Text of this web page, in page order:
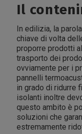
Il
In edilizia, la
chiave di volta
proporre prodotti
trasporto dei
ovviamente per i
pannelli
in grado di ridurre
isolanti inoltre
questo ambito è
soluzioni che
estremamente